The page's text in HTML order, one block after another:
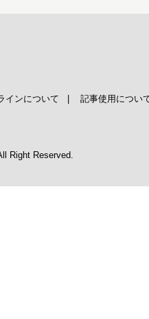
インについて 記事使用につい
Right Reserved.